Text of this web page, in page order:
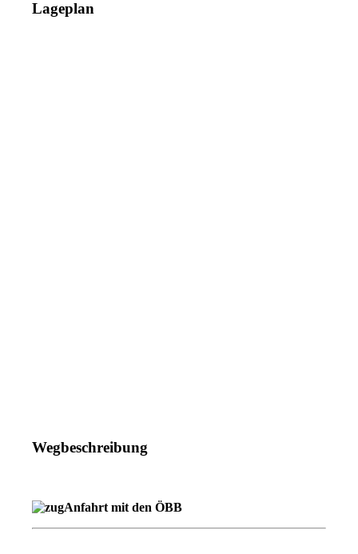
Lageplan
Wegbeschreibung
Anfahrt mit den ÖBB